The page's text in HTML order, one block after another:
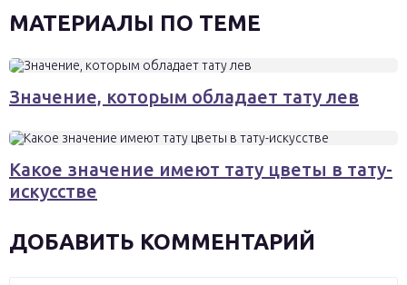
МАТЕРИАЛЫ ПО ТЕМЕ
Значение, которым обладает тату лев
Какое значение имеют тату цветы в тату-
искусстве
ДОБАВИТЬ КОММЕНТАРИЙ